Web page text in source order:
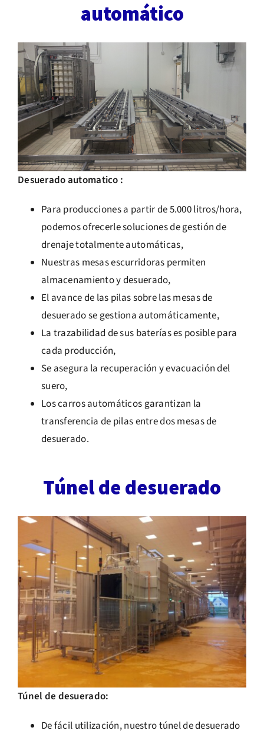
automático
Desuerado automatico :
Para producciones a partir de 5.000 litros/hora,
podemos ofrecerle soluciones de gestión de
drenaje totalmente automáticas,
Nuestras mesas escurridoras permiten
almacenamiento y desuerado,
El avance de las pilas sobre las mesas de
desuerado se gestiona automáticamente,
La trazabilidad de sus baterías es posible para
cada producción,
Se asegura la recuperación y evacuación del
suero,
Los carros automáticos garantizan la
transferencia de pilas entre dos mesas de
desuerado.
Túnel de desuerado
Túnel de desuerado:
De fácil utilización, nuestro túnel de desuerado